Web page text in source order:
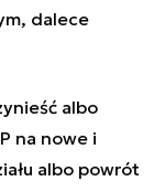
dalece
albo
na nowe i
albo powrót